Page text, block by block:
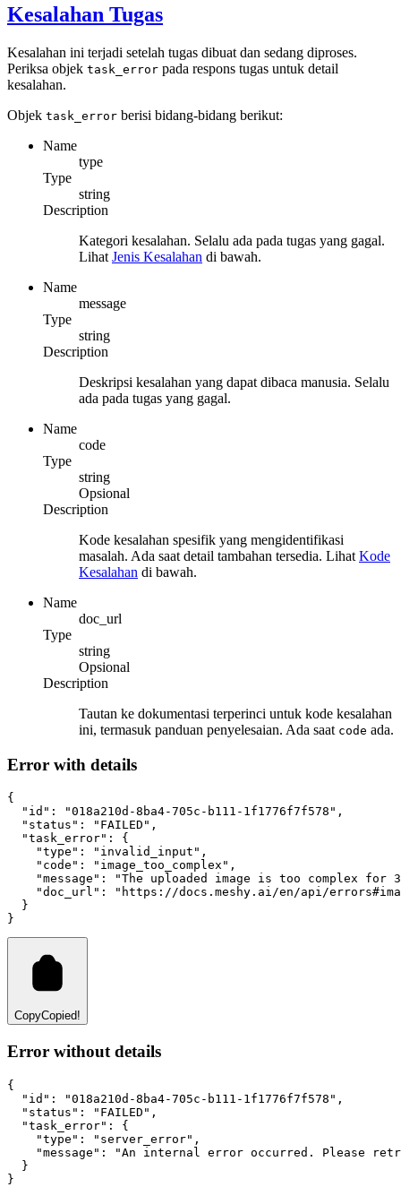
Kesalahan Tugas
Kesalahan ini terjadi setelah tugas dibuat dan sedang diproses.
Periksa objek task_error pada respons tugas untuk detail
kesalahan.
Objek task_error berisi bidang-bidang berikut:
Name
type
Type
string
Description
Kategori kesalahan. Selalu ada pada tugas yang gagal.
Lihat Jenis Kesalahan di bawah.
Name
message
Type
string
Description
Deskripsi kesalahan yang dapat dibaca manusia. Selalu
ada pada tugas yang gagal.
Name
code
Type
string
Opsional
Description
Kode kesalahan spesifik yang mengidentifikasi
masalah. Ada saat detail tambahan tersedia. Lihat Kode
Kesalahan di bawah.
Name
doc_url
Type
string
Opsional
Description
Tautan ke dokumentasi terperinci untuk kode kesalahan
ini, termasuk panduan penyelesaian. Ada saat code ada.
Error with details
{
"id" : "018a210d-8ba4-705c-b111-1f1776f7f578" ,
"status" : "FAILED" ,
"task_error" :
{
"type" : "invalid_input" ,
"code" : "image_too_complex" ,
"message" :
"The uploaded image is too complex for
"doc_url" :
"https://docs.meshy.ai/en/api/
  }
}
CopyCopied!
Error without details
{
"id" : "018a210d-8ba4-705c-b111-1f1776f7f578" ,
"status" : "FAILED" ,
"task_error" :
{
"type" : "server_error" ,
"message" :
"An internal error occurred. Please
  }
}